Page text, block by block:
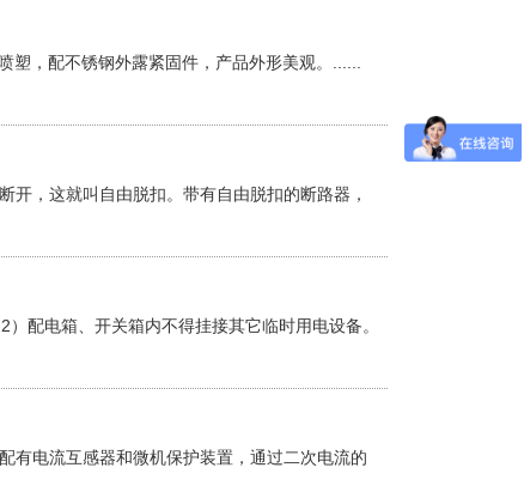
，配不锈钢外露紧固件，产品外形美观。......
开，这就叫自由脱扣。带有自由脱扣的断路器，
电箱、开关箱内不得挂接其它临时用电设备。
有电流互感器和微机保护装置，通过二次电流的